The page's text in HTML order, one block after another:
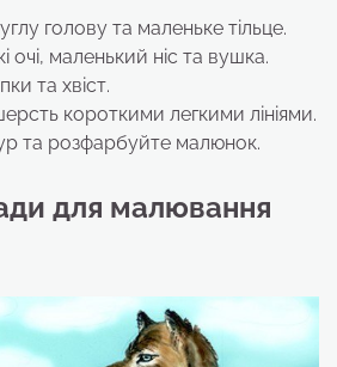
голову та маленьке тільце.
очі, маленький ніс та вушка.
та хвіст.
короткими легкими лініями.
та розфарбуйте малюнок.
для малювання